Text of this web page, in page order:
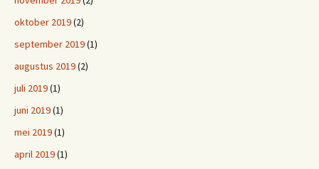
oktober 2019(2)
september 2019(1)
augustus 2019(2)
juli 2019(1)
juni 2019(1)
mei 2019(1)
april 2019(1)